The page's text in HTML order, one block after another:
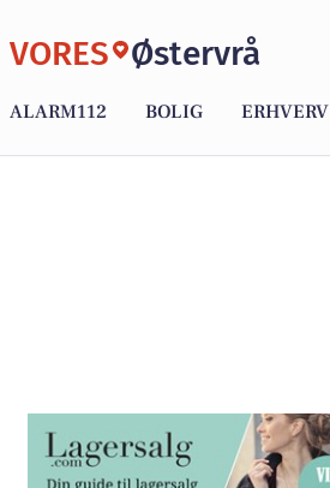
VORES Østervrå
ALARM112 BOLIG ERHVERV